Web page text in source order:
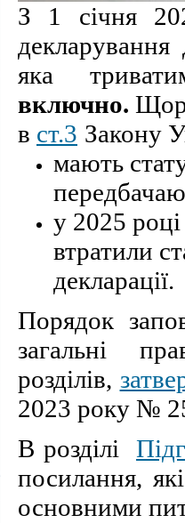
З 1 січня
яка
включно.
в ст.3 Закону
мають
у 2025
втратили
декларації.
Порядок
загальні
розділів,
2023 року №
В розділі
посилання,
основними